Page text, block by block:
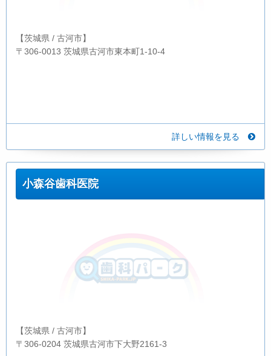
【茨城県 / 古河市】
〒306-0013 茨城県古河市東本町1-10-4
詳しい情報を見る
小森谷歯科医院
【茨城県 / 古河市】
〒306-0204 茨城県古河市下大野2161-3